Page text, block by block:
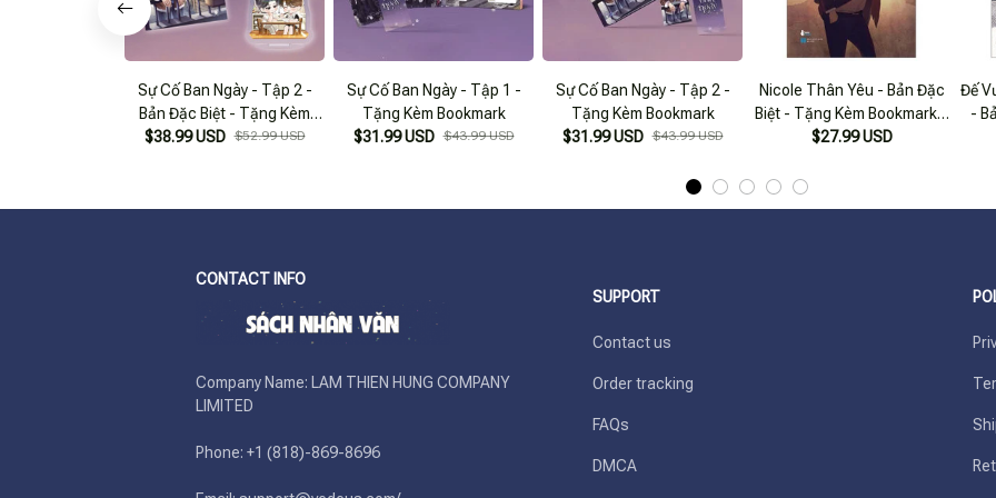
Sự Cố Ban Ngày - Tập 2 -
Bản Đặc Biệt - Tặng Kèm
Bookmark + Poster A3 +
$38.99 USD $52.99 USD
Sự Cố Ban Ngày - Tập 1 -
Tặng Kèm Bookmark
$31.99 USD $43.99 USD
Sự Cố Ban Ngày - Tập 2 -
Tặng Kèm Bookmark
$31.99 USD $43.99 USD
Nicole Thân Yêu - Bản Đặc
Biệt - Tặng Kèm Bookmark +
Postcard + Huy Hiệu
$27.99 USD
Đế
-
CONTACT INFO
Company Name: LAM THIEN HUNG COMPANY
LIMITED
Phone: +1 (818)-869-8696
SUPPORT
Contact us
Order tracking
FAQs
DMCA